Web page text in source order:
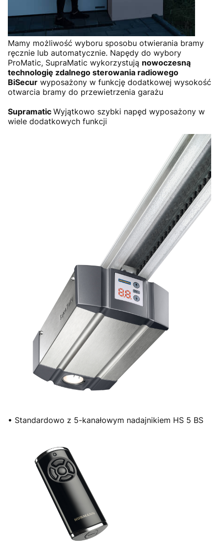
Mamy możliwość wyboru sposobu otwierania bramy
ręcznie lub automatycznie. Napędy do wybory
ProMatic, SupraMatic wykorzystują nowoczesną
technologię zdalnego sterowania radiowego
BiSecur wyposażony w funkcję dodatkowej wysokość
otwarcia bramy do przewietrzenia garażu
Supramatic Wyjątkowo szybki napęd wyposażony w
wiele dodatkowych funkcji
• Standardowo z 5-kanałowym nadajnikiem HS 5 BS